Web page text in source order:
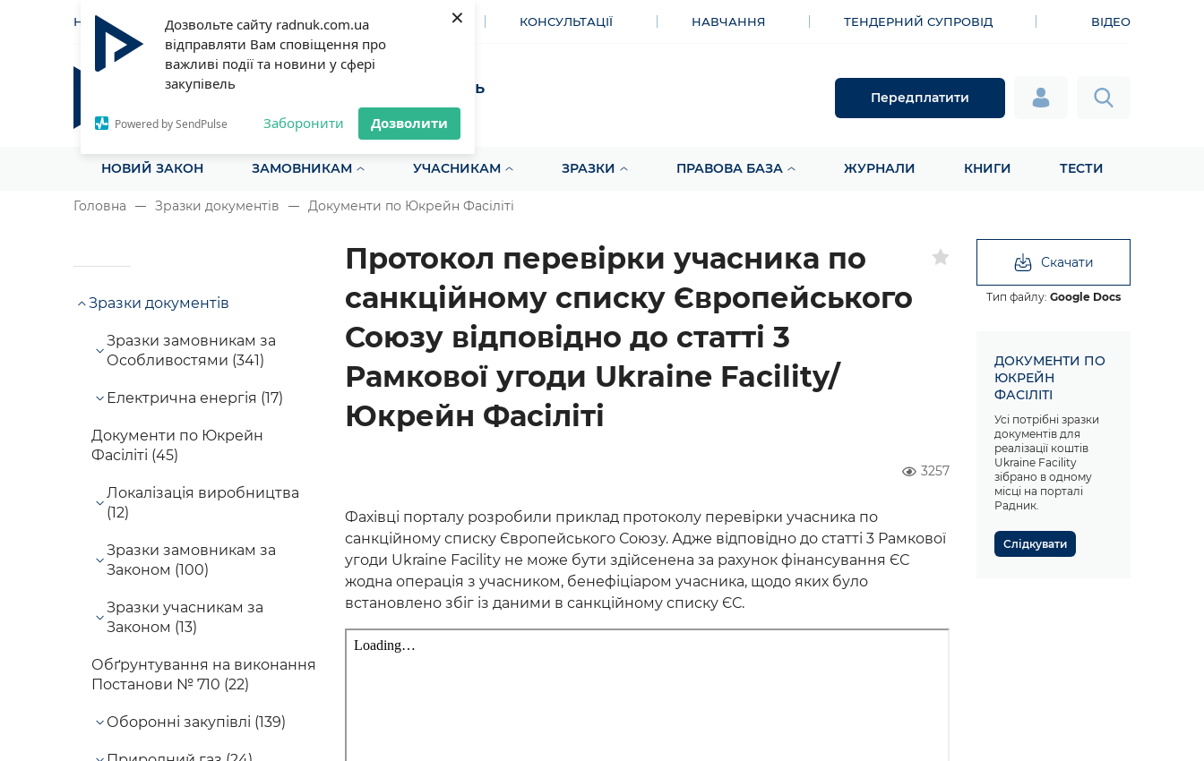
Дозвольте сайту radnuk.com.ua
відправляти Вам сповіщення про
важливі події та новини у сфері
закупівель
Powered by SendPulse Заборонити Дозволити
×
НОВИНИ СТАТТІ ІНСТРУМЕНТИ КОНСУЛЬТАЦІЇ НАВЧАННЯ ТЕНДЕРНИЙ СУПРОВІД ВІДЕО
Радник у сфері публічних закупівель
Все для закупівель на одному порталі
Передплатити
НОВИЙ ЗАКОН ЗАМОВНИКАМ УЧАСНИКАМ ЗРАЗКИ ПРАВОВА БАЗА ЖУРНАЛИ КНИГИ ТЕСТИ
Головна Зразки документів Документи по Юкрейн Фасіліті
Зразки документів
Зразки замовникам за
Особливостями (341)
Електрична енергія (17)
Документи по Юкрейн
Фасіліті (45)
Локалізація виробництва
(12)
Зразки замовникам за
Законом (100)
Зразки учасникам за
Законом (13)
Обґрунтування на виконання
Постанови № 710 (22)
Оборонні закупівлі (139)
Протокол перевірки учасника по
санкційному списку Європейського
Союзу відповідно до статті 3
Рамкової угоди Ukraine Facility/
Юкрейн Фасіліті
3257
Фахівці порталу розробили приклад протоколу перевірки учасника по
санкційному списку Європейського Союзу. Адже відповідно до статті 3 Рамкової
угоди Ukraine Facility не може бути здійсенена за рахунок фінансування ЄС
жодна операція з учасником, бенефіціаром учасника, щодо яких було
встановлено збіг із даними в санкційному списку ЄС.
Скачати
Тип файлу:Google Docs
ДОКУМЕНТИ ПО
ЮКРЕЙН
ФАСІЛІТІ
Усі потрібні зразки
документів для
реалізації коштів
Ukraine Facility
зібрано в одному
місці на порталі
Радник.
Слідкувати